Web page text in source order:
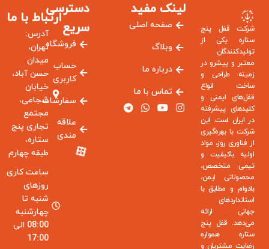
شرکت قفل پنج
ستاره یکی از
تولیدکنندگان
معتبر و پیشرو در
زمینه طراحی و
ساخت انواع
قفل‌های ایمنی و
کلیدهای پیشرفته
در ایران است. این
شرکت با بهره‌گیری
از فناوری روز، مواد
اولیه باکیفیت و
تیمی متخصص،
محصولاتی ایمن،
بادوام و مطابق با
استانداردهای
جهانی ارائه
می‌دهد. قفل پنج
ستاره همواره
رضایت مشتریان و
لینک مفید
صفحه اصلی
وبلاگ
درباره ما
تماس با ما
دسترسی
سریع
فروشگاه
حساب
کاربری
سفارشات
علاقه
مندی
ارتباط با ما
آدرس:
تهران،
میدان
حسن آباد،
خیابان
شجاعی،
مجتمع
تجاری پنج
ستاره،
طبقه چهارم
ساعت کاری
روزهای
شنبه تا
چهارشنبه
08:00 الی
17:00